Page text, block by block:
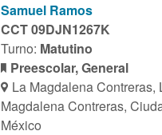
Samuel Ramos
CCT 09DJN1267K
Turno: Matutino
Preescolar, General
La Magdalena Contreras,
Magdalena Contreras,
México